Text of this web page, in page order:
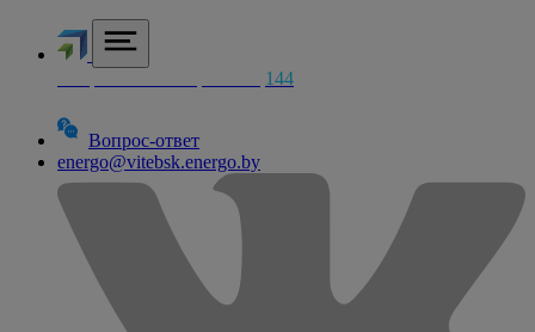
144
Вопрос-ответ
energo@vitebsk.energo.by